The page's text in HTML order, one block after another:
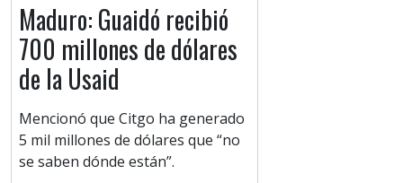
Maduro: Guaidó recibió
700 millones de dólares
de la Usaid
Mencionó que Citgo ha generado
5 mil millones de dólares que “no
se saben dónde están”.